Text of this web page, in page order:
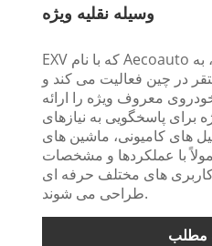
وسیله نقلیه ویژه
EXV که با نام Aecoauto نیز شناخته می شود، به
در چین فعالیت می کند و
معروف ویژه را ارائه
برای پاسخگویی به نیازهای
های کامیونی، ماشین های
با عملکردها و مشخصات
های مختلف حرفه ای
طراحی می شوند.
مطلب